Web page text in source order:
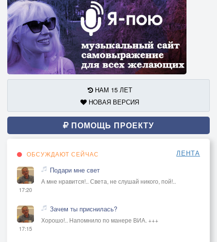
НАМ 15 ЛЕТ
НОВАЯ ВЕРСИЯ
ПОМОЩЬ ПРОЕКТУ
ОБСУЖДАЮТ СЕЙЧАС ЛЕНТА
17:20
Подари мне свет
А мне нравится!.. Света, не слушай никого, пой!..
17:15
Зачем ты приснилась?
Хорошо!.. Напомнило по манере ВИА. +++